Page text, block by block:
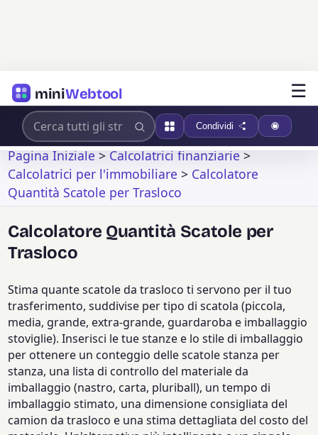
miniWebtool ☰
Condividi
Pagina Iniziale>Calcolatrici finanziarie>
Calcolatrici per l'immobiliare > Calcolatore
Quantità Scatole per Trasloco
Calcolatore Quantità Scatole per
Trasloco
Stima quante scatole da trasloco ti servono per il tuo
trasferimento, suddivise per tipo di scatola (piccola,
media, grande, extra-grande, guardaroba e imballaggio
stoviglie). Inserisci le tue stanze e lo stile di imballaggio
per ottenere un conteggio delle scatole stanza per
stanza, una lista di controllo del materiale da
imballaggio (nastro, carta, pluriball), un tempo di
imballaggio stimato, una dimensione consigliata del
camion da trasloco e una stima dettagliata del costo del